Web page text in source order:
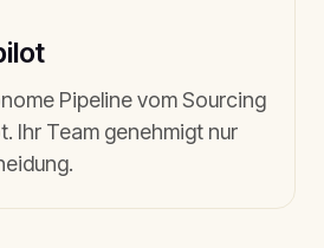
Pipeline vom Sourcing
Ihr Team genehmigt nur